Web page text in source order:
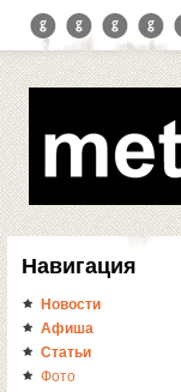
Навигация
Новости
Афиша
Статьи
Фото